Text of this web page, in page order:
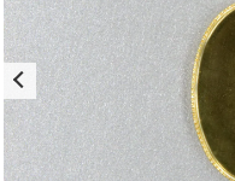
ショ
すべての商品
★訳ありアウトレ
【メッキ付】 製品
【メッキ付】 ブロ
【メ
【メッ
【はめ
子カテゴリ